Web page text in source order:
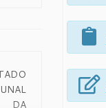
DA